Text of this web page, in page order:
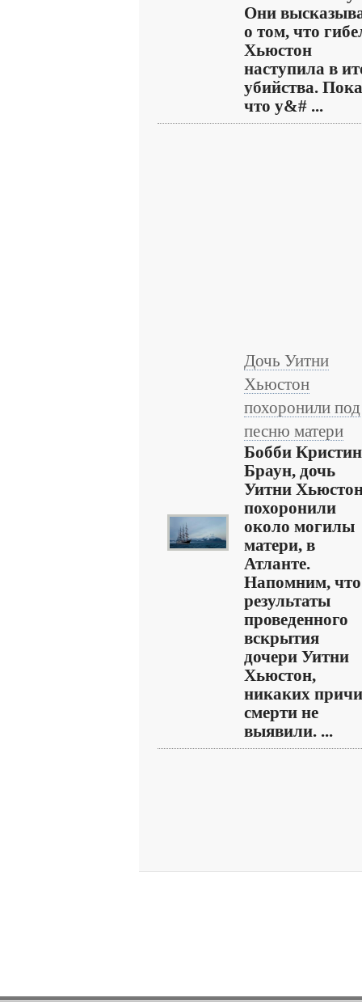
Они
о том, что
Хьюстон
наступила в
убийства. Пока
что у&# ...
Дочь Уитни
Хьюстон
похоронили под
песню матери
Бобби
Браун, дочь
Уитни
похоронили
около могилы
матери, в
Атланте.
Напомним, что
результаты
проведенного
вскрытия
дочери Уитни
Хьюстон,
никаких
смерти не
выявили. ...